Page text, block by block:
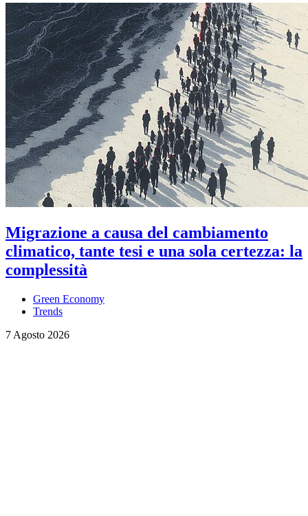
Migrazione a causa del cambiamento
climatico, tante tesi e una sola certezza: la
complessità
Green Economy
Trends
7 Agosto 2026